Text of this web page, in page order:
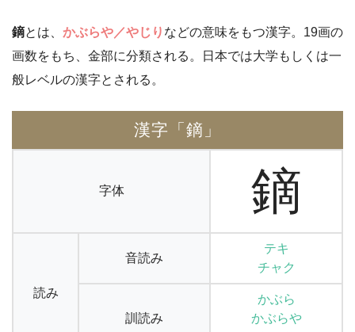
鏑とは、 かぶらや／やじり などの意味をもつ漢字。19画の
画数をもち、金部に分類される。日本では大学もしくは一
般レベルの漢字とされる。
漢字「鏑」
字体 鏑
読み
音読み
テキ
チャク
訓読み
かぶら
かぶらや